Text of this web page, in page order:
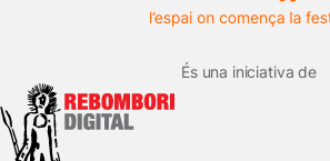
És una iniciativa de